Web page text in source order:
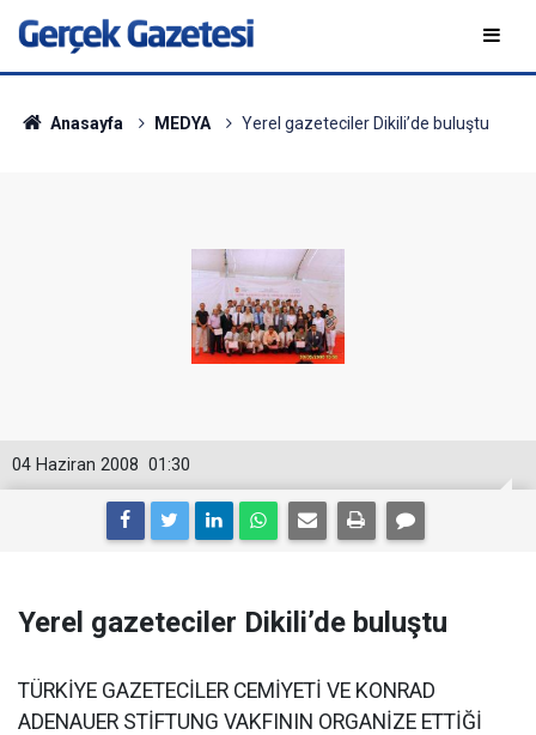
Anasayfa MEDYA Yerel gazeteciler Dikili’de buluştu
01:30
04 Haziran 2008
Yerel gazeteciler Dikili’de buluştu
TÜRKİYE GAZETECİLER CEMİYETİ VE KONRAD
ADENAUER STİFTUNG VAKFININ ORGANİZE ETTİĞİ